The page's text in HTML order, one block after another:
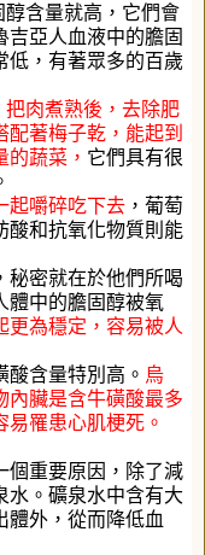
含量就高，它們會
吉亞人血液中的膽固
低，有著眾多的百歲
把肉煮熟後，去除肥
著梅子乾，能起到
蔬菜， 它們具有很
起嚼碎吃下去 ，葡萄
酸和抗氧化物質則能
秘密就在於他們所喝
體中的膽固醇被氧
更為穩定，容易被人
含量特別高。 烏
內臟是含牛磺酸最多
罹患心肌梗死。
個重要原因，除了減
水。礦泉水中含有大
體外，從而降低血